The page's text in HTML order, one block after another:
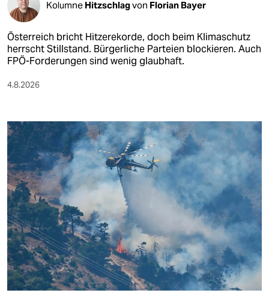
Kolumne Hitzschlagvon Florian Bayer
Österreich bricht Hitzerekorde, doch beim Klimaschutz
herrscht Stillstand. Bürgerliche Parteien blockieren. Auch
FPÖ-Forderungen sind wenig glaubhaft.
4.8.2026